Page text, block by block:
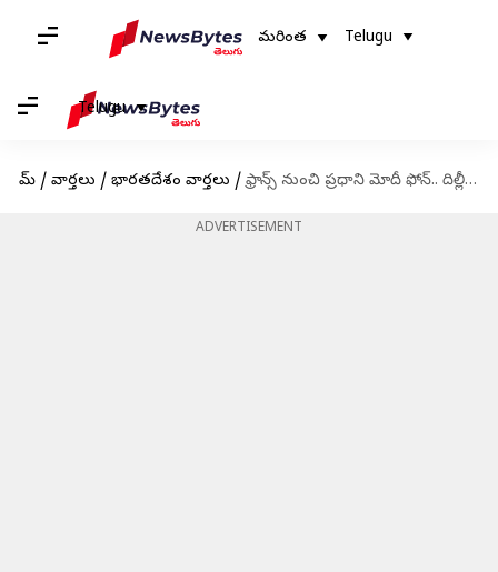
మరింత Telugu
Telugu
హోమ్ / వార్తలు / భారతదేశం వార్తలు / ఫ్రాన్స్ నుంచి ప్రధాని మోదీ ఫోన్.. దిల్లీ వరదలపై అమిత్ షాతో సమీక్ష
ADVERTISEMENT